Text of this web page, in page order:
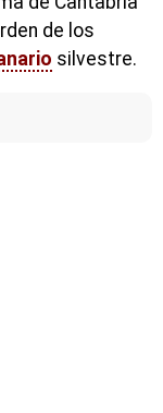
de los
silvestre.